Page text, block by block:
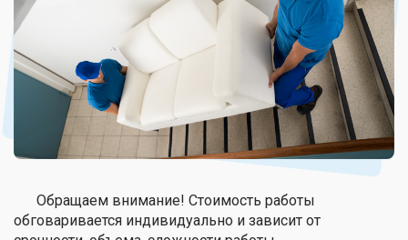
Обращаем внимание! Стоимость работы
обговаривается индивидуально и зависит от